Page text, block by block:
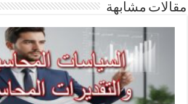
مقالات مشابهة